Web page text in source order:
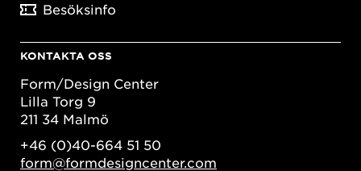
Besöksinfo
KONTAKTA OSS
Form/Design Center
Lilla Torg 9
211 34 Malmö
+46 (0)40-664 51 50
form@formdesigncenter.com